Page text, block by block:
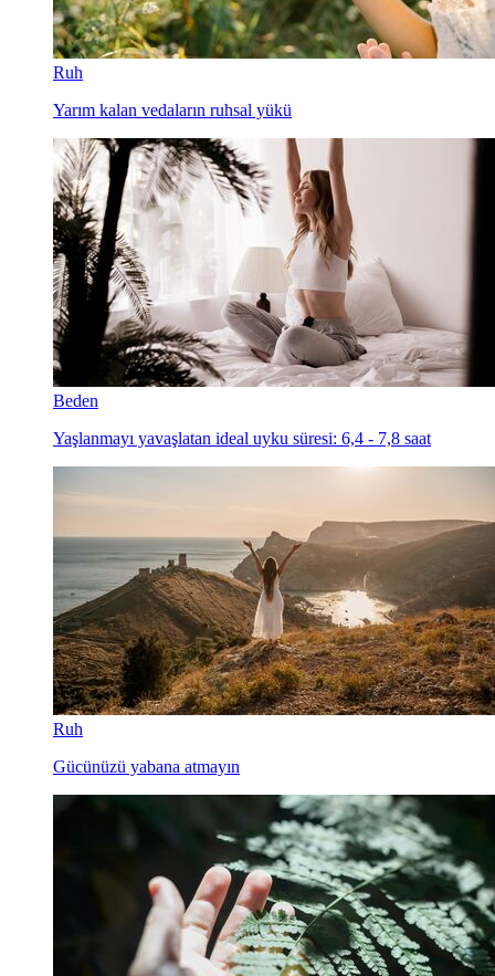
Ruh
Yarım kalan vedaların ruhsal yükü
Beden
Yaşlanmayı yavaşlatan ideal uyku süresi: 6,4 - 7,8 saat
Ruh
Gücünüzü yabana atmayın